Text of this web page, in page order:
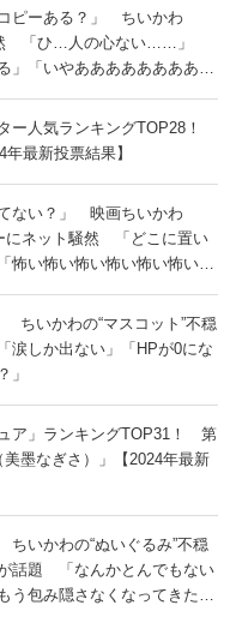
ピーある？」 ちいかわ
「ひ…人の心ない……」
」「いやあああああああああ
ー人気ランキングTOP28！
最新投票結果】
ない？」 映画ちいかわ
にネット騒然 「どこに置い
怖い怖い怖い怖い怖い怖い怖
ちいかわの“マスコット”不穏
しか出ない」「HPが0にな
」
ア」ランキングTOP31！ 第
墨なぎさ）」【2024年最新
いかわの“ぬいぐるみ”不穏
話題 「なんかとんでもない
う包み隠さなくなってきた